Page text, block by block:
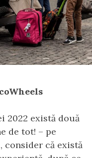
2022 există două
de tot! – pe
consider că există